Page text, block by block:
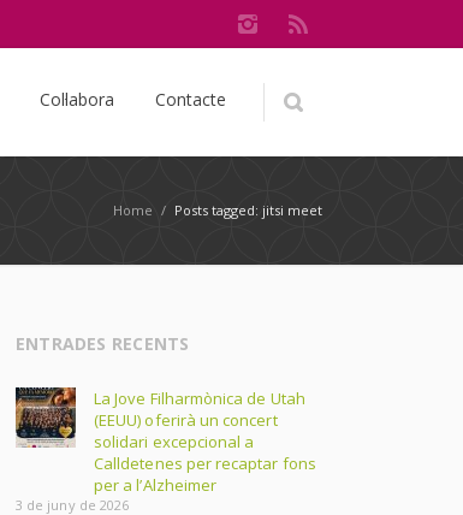
Col·labora Contacte
Home / Posts tagged: jitsi meet
ENTRADES RECENTS
La Jove Filharmònica de Utah
(EEUU) oferirà un concert
solidari excepcional a
Calldetenes per recaptar fons
per a l’Alzheimer
3 de juny de 2026